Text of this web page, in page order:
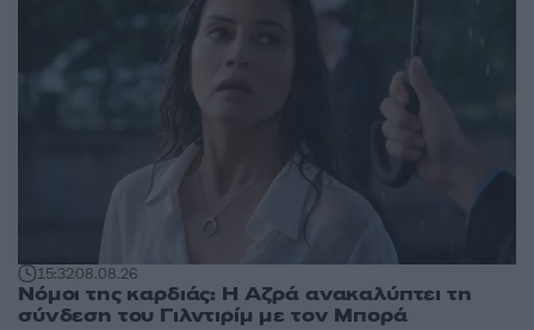
15:3208.08.26
Νόμοι της καρδιάς: Η Αζρά ανακαλύπτει τη
σύνδεση του Γιλντιρίμ με τον Μπορά